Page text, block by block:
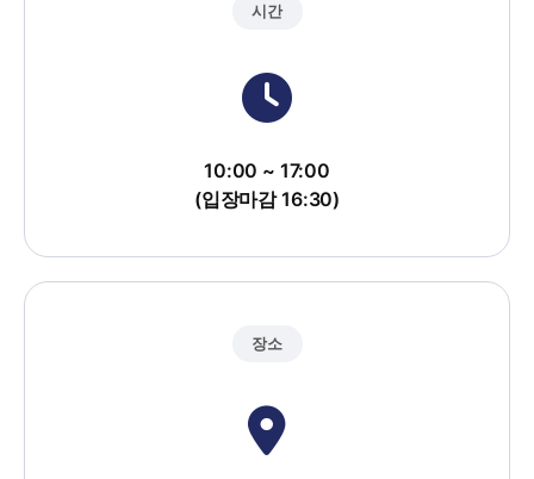
시간
10:00 ~ 17:00
(입장마감 16:30)
장소